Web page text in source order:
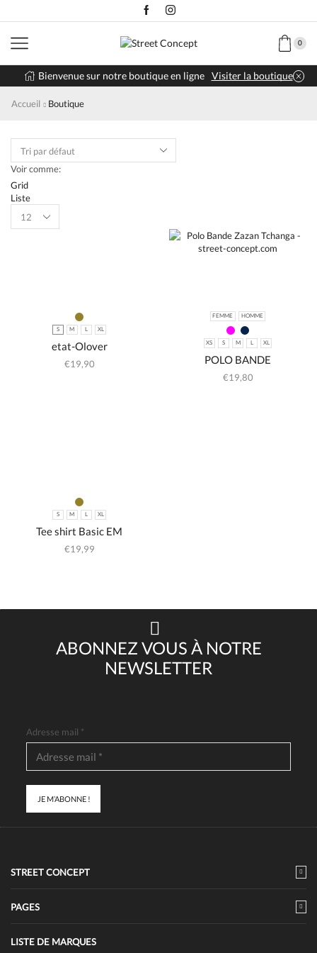
0
Bienvenue sur notre boutique en ligne Visiter la boutique
Accueil Boutique
Voir comme:
Grid
Liste
per
S M L XL
etat-Olover
€19,90
FEMME HOMME
XS S M L XL
POLO BANDE
€19,80
S M L XL
Tee shirt Basic EM
€19,99
ABONNEZ VOUS À NOTRE
NEWSLETTER
Adresse mail *
STREET CONCEPT
PAGES
LISTE DE MARQUES